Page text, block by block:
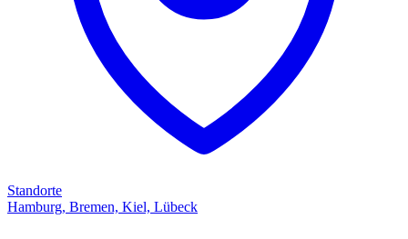
Standorte
Hamburg, Bremen, Kiel, Lübeck